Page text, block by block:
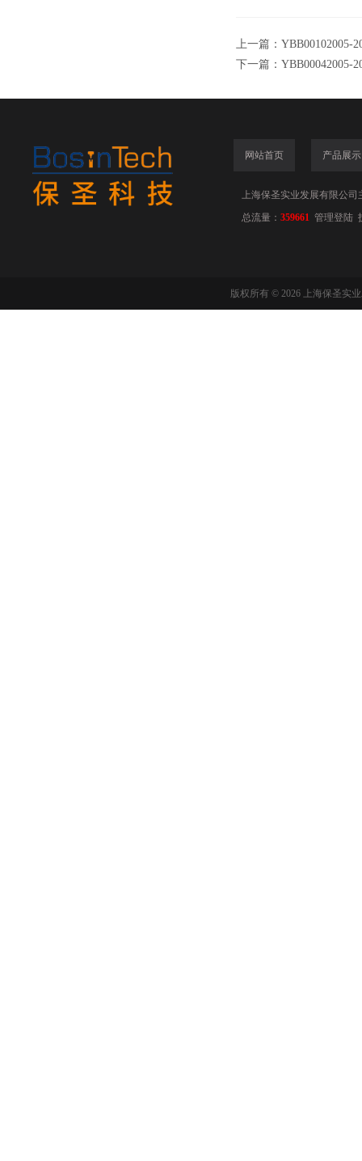
上一篇： YBB00102005-
下一篇： YBB00042005-
网站首页 产品展示
上海保圣实业发展有限公司
总流量： 359661 管理登陆
版权所有 © 2026 上海保圣实